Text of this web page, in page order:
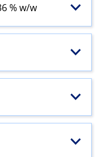
% w​/​w